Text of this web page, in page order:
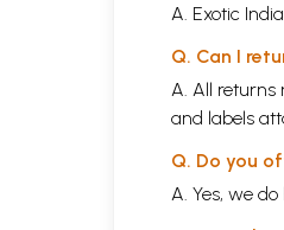
A. Exotic
Q. Can I
A. All
and labels
Q. Do you
A. Yes, we